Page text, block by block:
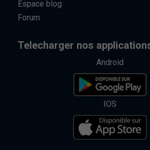
Espace blog
Forum
Telecharger nos
Android
IOS